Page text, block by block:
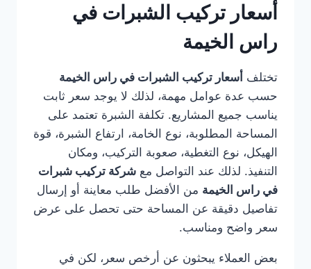
أسعار تركيب الشبرات في
راس الخيمة
تختلف أسعار تركيب الشبرات في راس الخيمة
حسب عدة عوامل مهمة، لذلك لا يوجد سعر ثابت
يناسب جميع المشاريع. تكلفة الشبرة تعتمد على
المساحة المطلوبة، نوع الخامة، ارتفاع الشبرة، قوة
الهيكل، نوع التغطية، صعوبة التركيب، ومكان
التنفيذ. لذلك عند التواصل مع شركة تركيب شبرات
في راس الخيمة من الأفضل طلب معاينة أو إرسال
تفاصيل دقيقة عن المساحة حتى تحصل على عرض
سعر واضح ومناسب.
بعض العملاء يبحثون عن أرخص سعر، لكن في